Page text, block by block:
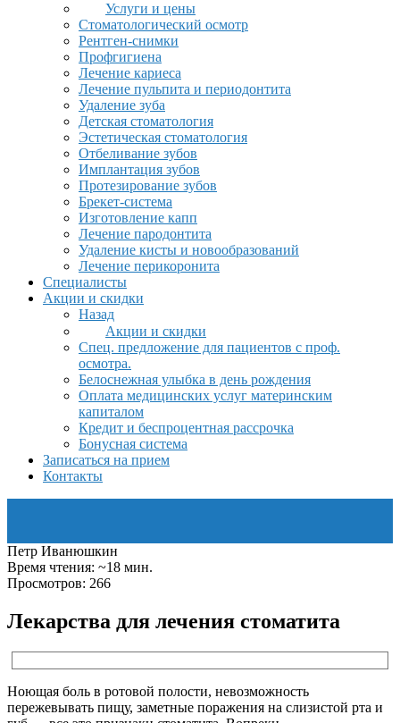
Услуги и цены
Стоматологический осмотр
Рентген-снимки
Профгигиена
Лечение кариеса
Лечение пульпита и периодонтита
Удаление зуба
Детская стоматология
Эстетическая стоматология
Отбеливание зубов
Имплантация зубов
Протезирование зубов
Брекет-система
Изготовление капп
Лечение пародонтита
Удаление кисты и новообразований
Лечение перикоронита
Специалисты
Акции и скидки
Назад
Акции и скидки
Спец. предложение для пациентов с проф.
осмотра.
Белоснежная улыбка в день рождения
Оплата медицинских услуг материнским
капиталом
Кредит и беспроцентная рассрочка
Бонусная система
Записаться на прием
Контакты
Петр Иванюшкин
Время чтения: ~18 мин.
Просмотров: 266
Лекарства для лечения стоматита
Ноющая боль в ротовой полости, невозможность
пережевывать пищу, заметные поражения на слизистой рта и